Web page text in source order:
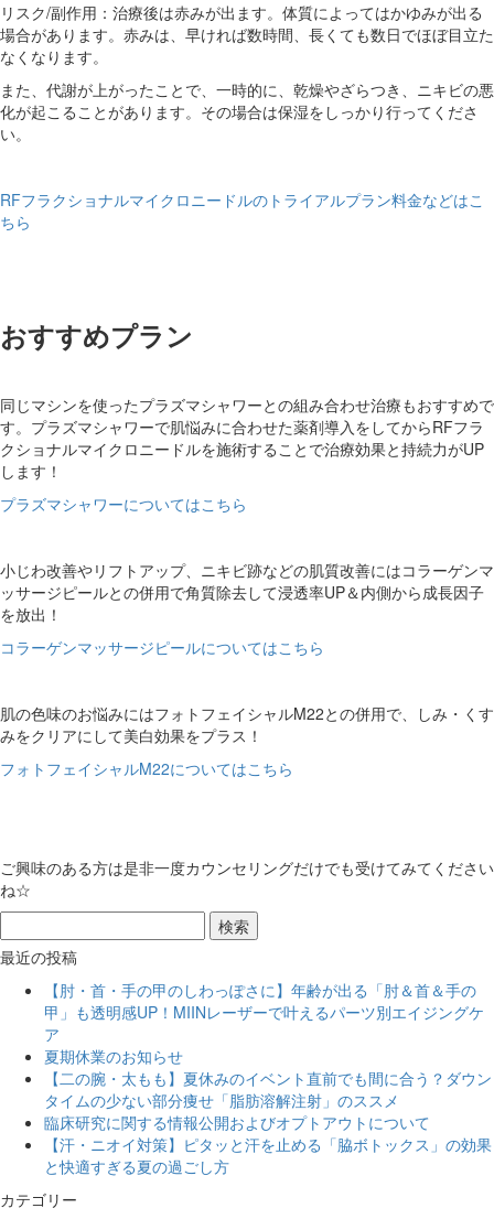
リスク/副作用：治療後は赤みが出ます。体質によってはかゆみが出る
場合があります。赤みは、早ければ数時間、長くても数日でほぼ目立た
なくなります。
また、代謝が上がったことで、一時的に、乾燥やざらつき、ニキビの悪
化が起こることがあります。その場合は保湿をしっかり行ってくださ
い。
RFフラクショナルマイクロニードルのトライアルプラン料金などはこ
ちら
おすすめプラン
同じマシンを使ったプラズマシャワーとの組み合わせ治療もおすすめで
す。プラズマシャワーで肌悩みに合わせた薬剤導入をしてからRFフラ
クショナルマイクロニードルを施術することで治療効果と持続力がUP
します！
プラズマシャワーについてはこちら
小じわ改善やリフトアップ、ニキビ跡などの肌質改善にはコラーゲンマ
ッサージピールとの併用で角質除去して浸透率UP＆内側から成長因子
を放出！
コラーゲンマッサージピールについてはこちら
肌の色味のお悩みにはフォトフェイシャルM22との併用で、しみ・くす
みをクリアにして美白効果をプラス！
フォトフェイシャルM22についてはこちら
ご興味のある方は是非一度カウンセリングだけでも受けてみてください
ね☆
最近の投稿
【肘・首・手の甲のしわっぽさに】年齢が出る「肘＆首＆手の
甲」も透明感UP！MIINレーザーで叶えるパーツ別エイジングケ
ア
夏期休業のお知らせ
【二の腕・太もも】夏休みのイベント直前でも間に合う？ダウン
タイムの少ない部分痩せ「脂肪溶解注射」のススメ
臨床研究に関する情報公開およびオプトアウトについて
【汗・ニオイ対策】ピタッと汗を止める「脇ボトックス」の効果
と快適すぎる夏の過ごし方
カテゴリー